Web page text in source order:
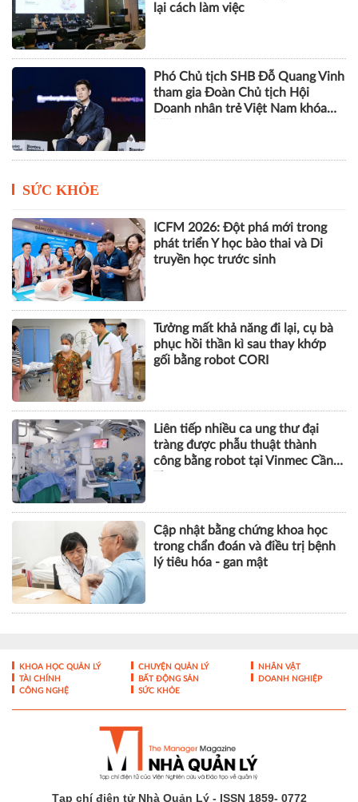
lại cách làm việc
Phó Chủ tịch SHB Đỗ Quang Vinh
tham gia Đoàn Chủ tịch Hội
Doanh nhân trẻ Việt Nam khóa
SỨC KHỎE
ICFM 2026: Đột phá mới trong
phát triển Y học bào thai và Di
truyền học trước sinh
Tưởng mất khả năng đi lại, cụ bà
phục hồi thần kì sau thay khớp
gối bằng robot CORI
Liên tiếp nhiều ca ung thư đại
tràng được phẫu thuật thành
công bằng robot tại Vinmec Cần
Cập nhật bằng chứng khoa học
trong chẩn đoán và điều trị bệnh
lý tiêu hóa - gan mật
KHOA HỌC QUẢN LÝ CHUYỆN QUẢN LÝ
NHÂN VẬT
TÀI CHÍNH
BẤT ĐỘNG SẢN
DOANH NGHIỆP
CÔNG NGHỆ
SỨC KHỎE
Tạp chí điện tử Nhà Quản Lý - ISSN 1859- 0772